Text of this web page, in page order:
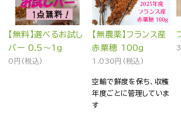
【無料】選べるお試し
バー 0.5～1g
0円(税込)
【無農薬】フランス産
赤粟穂 100g
1,030円(税込)
空輸で鮮度を保ち、収穫
年度ごとに管理していま
す